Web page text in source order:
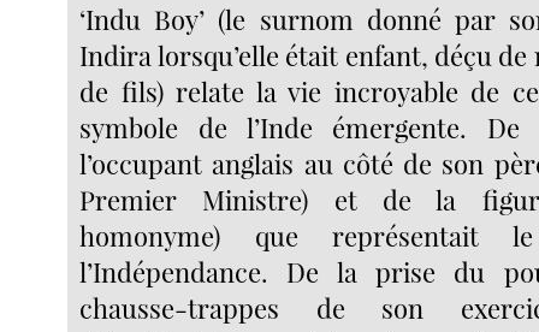
‘Indu Boy’ (le surnom donné par
Indira lorsqu’elle était enfant, déçu
de fils) relate la vie incroyable de
symbole de l’Inde émergente.
l’occupant anglais au côté de son
Premier Ministre) et de la
homonyme) que représentait
l’Indépendance. De la prise du
chausse-trappes de son